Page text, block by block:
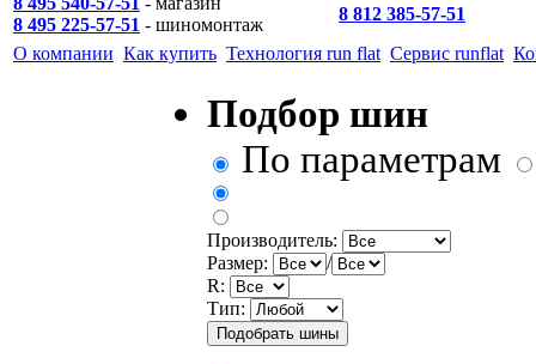
8 495 225-57-51 - шиномонтаж
8 812 385-57-51
О компании Как купить Технология run flat Сервис runflat
Подбор шин
По параметрам
Производитель:
Размер:
/
R:
Тип: